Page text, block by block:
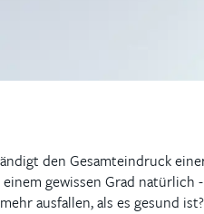
den Gesamteindruck
gewissen Grad
ausfallen, als es gesund ist?